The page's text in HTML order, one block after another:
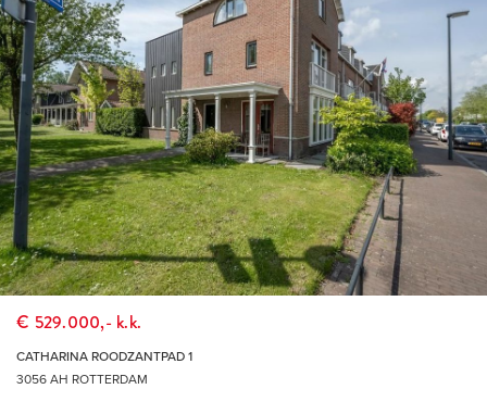
DÉ MAKELAAR VOOR DE HOEKSCHE WAARD &
ROTTERDAM
€ 529.000,- k.k.
CATHARINA ROODZANTPAD 1
3056 AH ROTTERDAM